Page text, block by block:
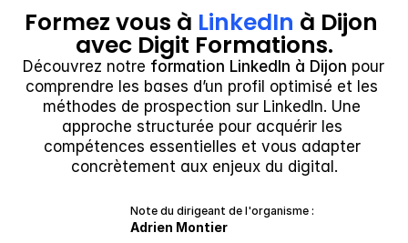
Formez vous à LinkedIn à Dijon
avec Digit Formations.
Découvrez notre formation LinkedIn à Dijon pour
comprendre les bases d’un profil optimisé et les
méthodes de prospection sur LinkedIn. Une
approche structurée pour acquérir les
compétences essentielles et vous adapter
concrètement aux enjeux du digital.
Note du dirigeant de l'organisme :
Adrien Montier